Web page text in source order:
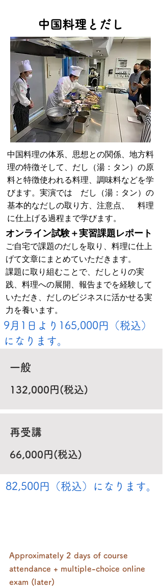
中国料理とだし
中国料理の体系、思想との関係、地方料
理の特徴そして、だし（湯：タン）の原
料と特徴使われる料理、調味料などを学
びます。実演では だし（湯：タン）の
基本的なだしの取り方、注意点、 料理
に仕上げる過程まで学びます。
オンライン試験＋実習課題レポート
ご自宅で課題のだしを取り、料理に仕上
げて文章にまとめていただきます。
​課題に取り組むことで、だしとりの実
践、料理への展開、報告までを経験して
いただき、だしのビジネスに活かせる実
力を養います。
9月1日より165,000円（税込）
になります。
一般
132,000円(税込)
​再受講
66,000円(税込)
82,500円（税込）になります。
Approximately 2 days of course
attendance + multiple-choice online
exam (later)